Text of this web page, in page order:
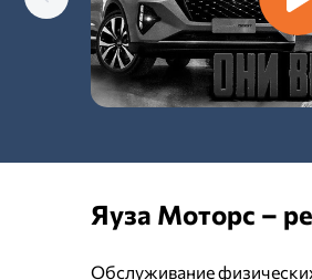
Яуза Моторс –
Обслуживание